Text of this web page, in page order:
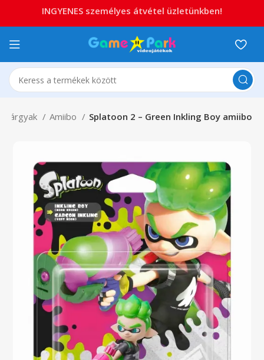
Amiibo Splatoon 2 – Green Inkling Boy amiibo
INGYENES személyes átvétel üzletünkben!